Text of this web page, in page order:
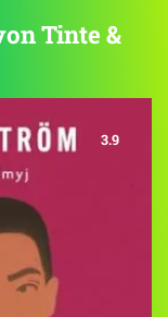
Tinte &
3.9